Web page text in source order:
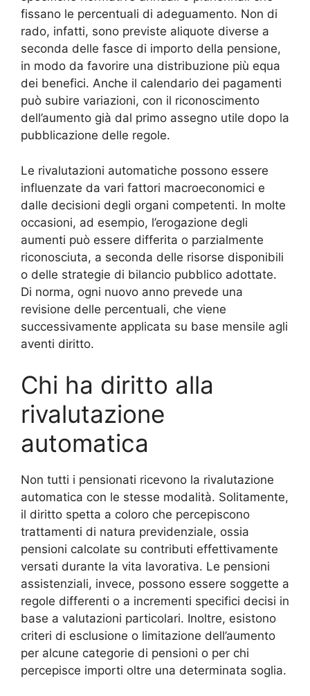
fissano le percentuali di adeguamento. Non di
rado, infatti, sono previste aliquote diverse a
seconda delle fasce di importo della pensione,
in modo da favorire una distribuzione più equa
dei benefici. Anche il calendario dei pagamenti
può subire variazioni, con il riconoscimento
dell’aumento già dal primo assegno utile dopo la
pubblicazione delle regole.
Le rivalutazioni automatiche possono essere
influenzate da vari fattori macroeconomici e
dalle decisioni degli organi competenti. In molte
occasioni, ad esempio, l’erogazione degli
aumenti può essere differita o parzialmente
riconosciuta, a seconda delle risorse disponibili
o delle strategie di bilancio pubblico adottate.
Di norma, ogni nuovo anno prevede una
revisione delle percentuali, che viene
successivamente applicata su base mensile agli
aventi diritto.
Chi ha diritto alla
rivalutazione
automatica
Non tutti i pensionati ricevono la rivalutazione
automatica con le stesse modalità. Solitamente,
il diritto spetta a coloro che percepiscono
trattamenti di natura previdenziale, ossia
pensioni calcolate su contributi effettivamente
versati durante la vita lavorativa. Le pensioni
assistenziali, invece, possono essere soggette a
regole differenti o a incrementi specifici decisi in
base a valutazioni particolari. Inoltre, esistono
criteri di esclusione o limitazione dell’aumento
per alcune categorie di pensioni o per chi
percepisce importi oltre una determinata soglia.